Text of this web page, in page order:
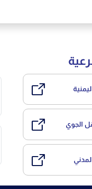
الجوي